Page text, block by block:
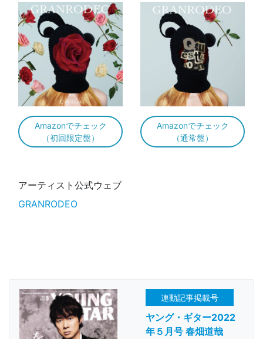
Amazonでチェック
（初回限定盤）
Amazonでチェック
（通常盤）
アーティスト公式ウェブ
GRANRODEO
連動記事掲載号
ヤング・ギター2022
年５月号 春畑道哉